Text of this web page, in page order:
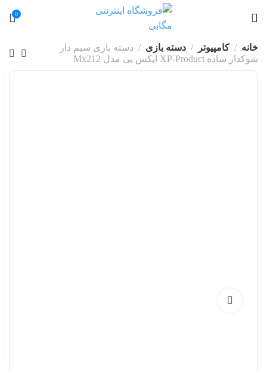
0
خانه کامپیوتر دسته بازی
دسته بازی سیم دار
شوکدار ساده XP-Product ایکس پی مدل Mx212